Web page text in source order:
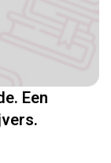
Een